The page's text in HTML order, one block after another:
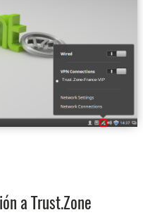
Trust.Zone-France-VIP
a Trust.Zone